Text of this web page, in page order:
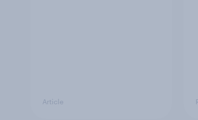
Article